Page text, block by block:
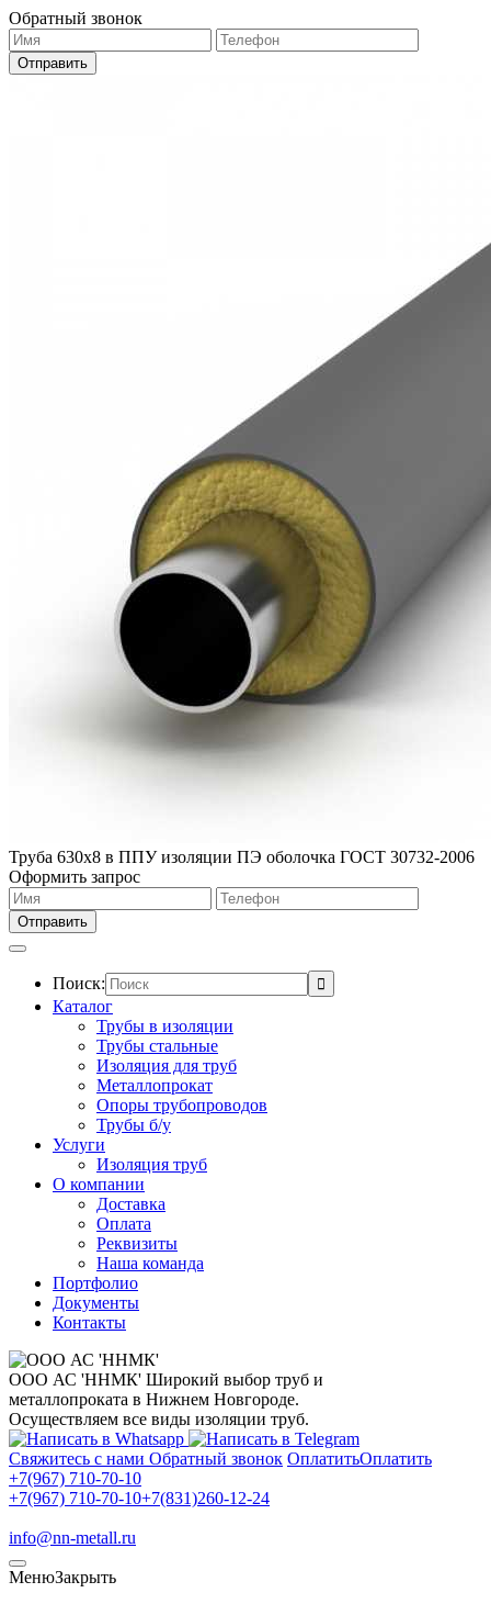
Обратный звонок
Труба 630х8 в ППУ изоляции ПЭ оболочка ГОСТ 30732-2006
Оформить запрос
Поиск:
Каталог
Трубы в изоляции
Трубы стальные
Изоляция для труб
Металлопрокат
Опоры трубопроводов
Трубы б/у
Услуги
Изоляция труб
О компании
Доставка
Оплата
Реквизиты
Наша команда
Портфолио
Документы
Контакты
ООО АС 'ННМК' Широкий выбор труб и
металлопроката в Нижнем Новгороде.
Осуществляем все виды изоляции труб.
Свяжитесь с нами Обратный звонок ОплатитьОплатить
+7(967) 710-70-10
+7(967) 710-70-10+7(831)260-12-24
info@nn-metall.ru
МенюЗакрыть